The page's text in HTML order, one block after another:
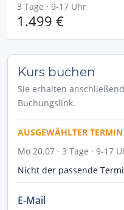
3 Tage · 9-17 Uhr
1.499 €
Kurs buchen
Sie erhalten
Buchungslink.
AUSGEWÄHLTER TERMIN
Mo 20.07 · 3 Tage · 9-17
Nicht der passende
E-Mail